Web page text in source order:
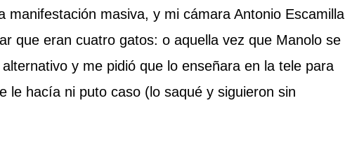
manifestación masiva, y mi cámara Antonio Escamilla
que eran cuatro gatos: o aquella vez que Manolo se
y me pidió que lo enseñara en la tele para
le hacía ni puto caso (lo saqué y siguieron sin